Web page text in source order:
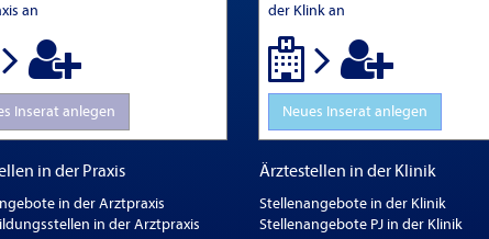
an
Inserat anlegen
in der Praxis
in der Arztpraxis
in der Arztpraxis
der Klink an
Neues Inserat anlegen
Ärztestellen in der Klinik
Stellenangebote in der Klinik
Stellenangebote PJ in der Klinik